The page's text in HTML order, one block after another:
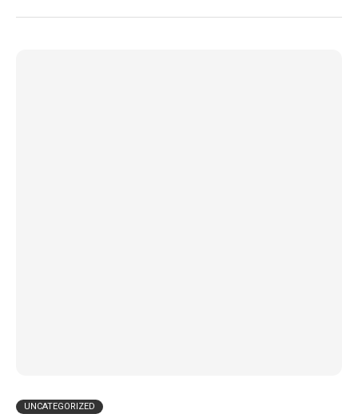
UNCATEGORIZED